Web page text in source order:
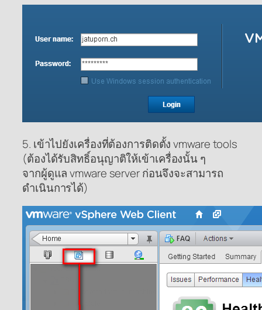
5. เข้าไปยังเครื่องที่ต้องการติดตั้ง vmware tools
(ต้องได้รับสิทธิ์อนุญาติให้เข้าเครื่องนั้น ๆ
จากผู้ดูแล vmware server ก่อนจึงจะสามารถ
ดำเนินการได้)